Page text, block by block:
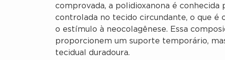
comprovada, a polidioxanona é
controlada no tecido circundante, o que
o estímulo à neocolagênese. Essa
proporcionem um suporte temporário,
tecidual duradoura.